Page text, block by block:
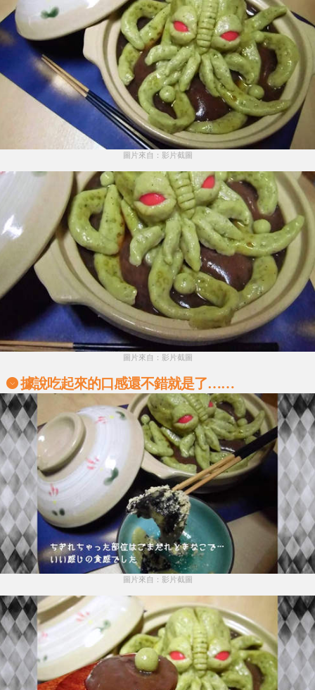
圖片來自：影片截圖
圖片來自：影片截圖
據說吃起來的口感還不錯就是了……
圖片來自：影片截圖